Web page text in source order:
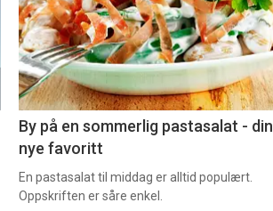
nå
-
5
By på en sommerlig pastasalat - din
nye favoritt
En pastasalat til middag er alltid populært.
Oppskriften er såre enkel.